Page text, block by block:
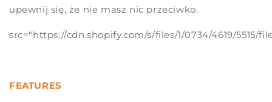
upewnij się, że nie masz nic przeciwko.
src="https://cdn.shopify.com/s/files/1/0734/4619/5515/
FEATURES